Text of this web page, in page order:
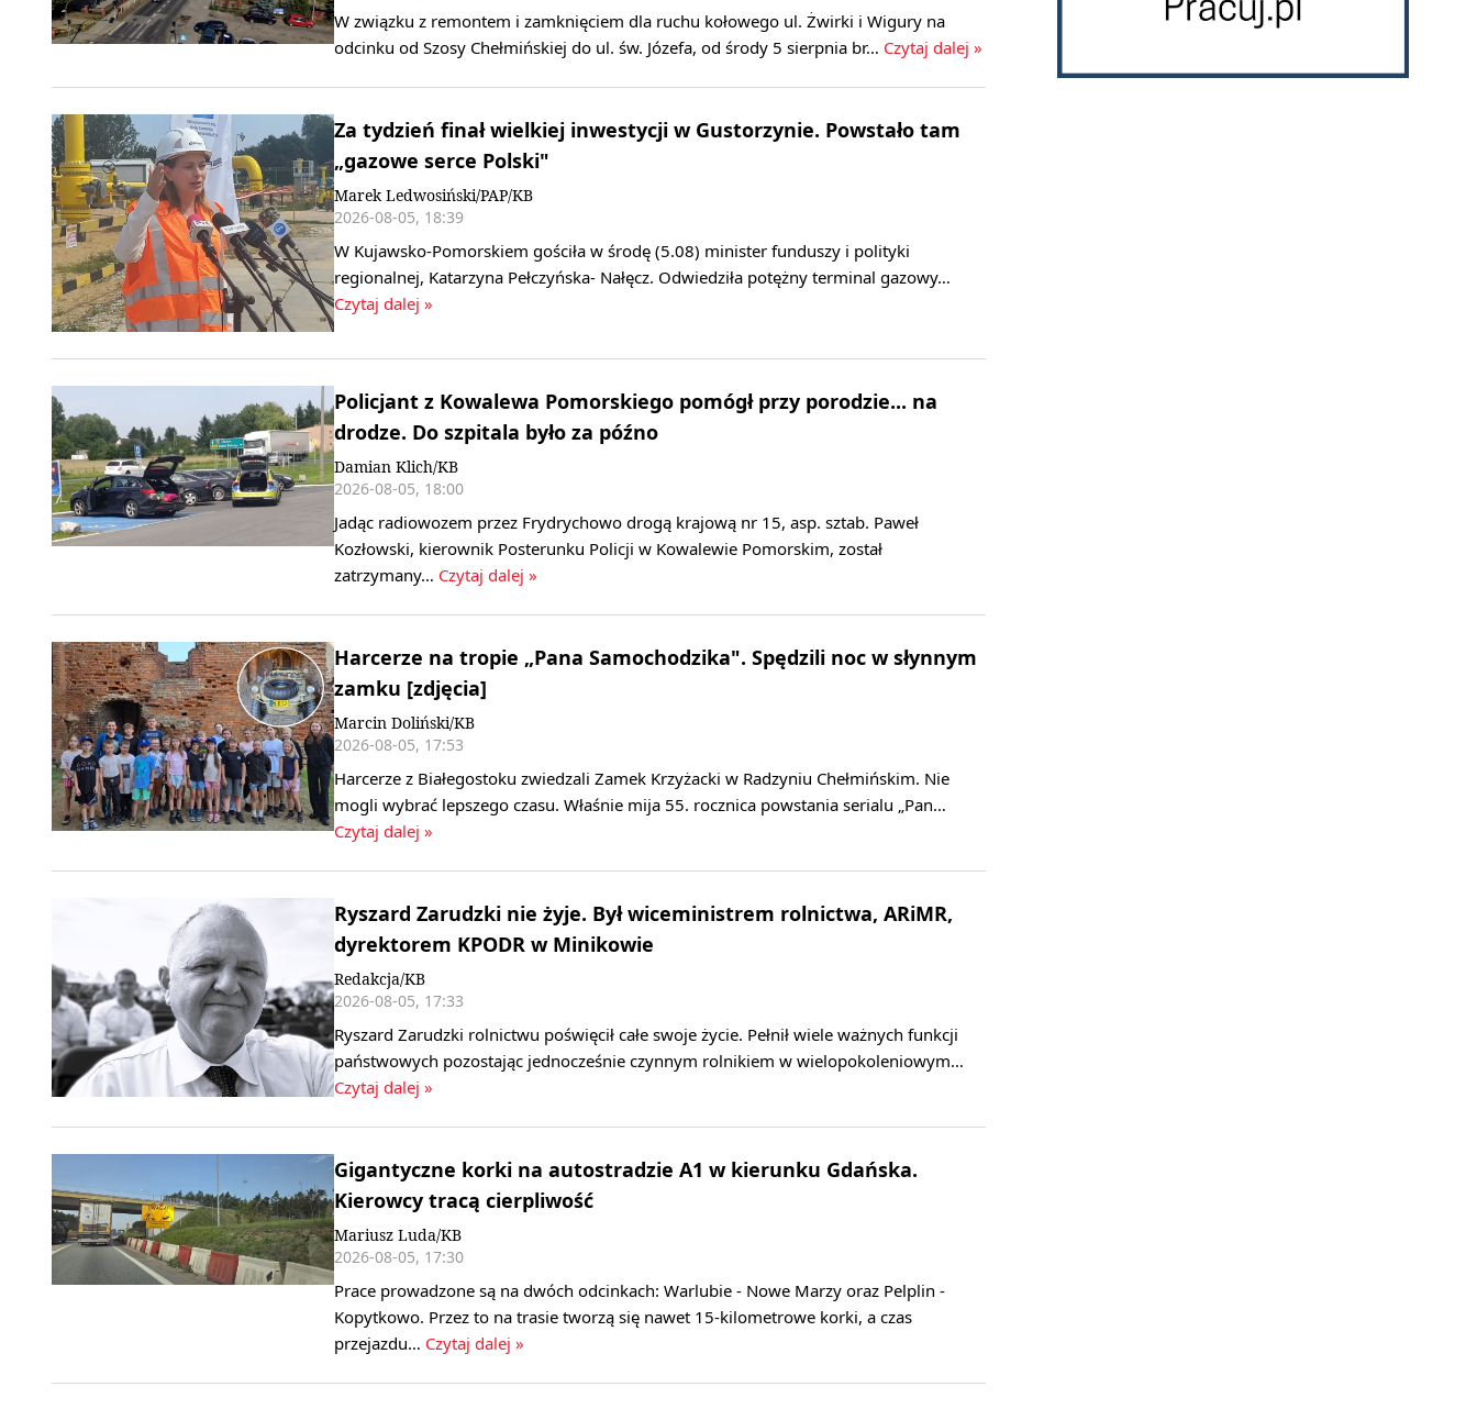
W związku z remontem i zamknięciem dla ruchu kołowego ul. Żwirki i Wigury na
odcinku od Szosy Chełmińskiej do ul. św. Józefa, od środy 5 sierpnia br… Czytaj dalej »
Za tydzień finał wielkiej inwestycji w Gustorzynie. Powstało tam
„gazowe serce Polski"
Marek Ledwosiński/PAP/KB
2026-08-05, 18:39
W Kujawsko-Pomorskiem gościła w środę (5.08) minister funduszy i polityki
regionalnej, Katarzyna Pełczyńska- Nałęcz. Odwiedziła potężny terminal gazowy…
Czytaj dalej »
Policjant z Kowalewa Pomorskiego pomógł przy porodzie... na
drodze. Do szpitala było za późno
Damian Klich/KB
2026-08-05, 18:00
Jadąc radiowozem przez Frydrychowo drogą krajową nr 15, asp. sztab. Paweł
Kozłowski, kierownik Posterunku Policji w Kowalewie Pomorskim, został
zatrzymany… Czytaj dalej »
Harcerze na tropie „Pana Samochodzika". Spędzili noc w słynnym
zamku [zdjęcia]
Marcin Doliński/KB
2026-08-05, 17:53
Harcerze z Białegostoku zwiedzali Zamek Krzyżacki w Radzyniu Chełmińskim. Nie
mogli wybrać lepszego czasu. Właśnie mija 55. rocznica powstania serialu „Pan…
Czytaj dalej »
Ryszard Zarudzki nie żyje. Był wiceministrem rolnictwa, ARiMR,
dyrektorem KPODR w Minikowie
Redakcja/KB
2026-08-05, 17:33
Ryszard Zarudzki rolnictwu poświęcił całe swoje życie. Pełnił wiele ważnych funkcji
państwowych pozostając jednocześnie czynnym rolnikiem w wielopokoleniowym…
Czytaj dalej »
Gigantyczne korki na autostradzie A1 w kierunku Gdańska.
Kierowcy tracą cierpliwość
Mariusz Luda/KB
2026-08-05, 17:30
Prace prowadzone są na dwóch odcinkach: Warlubie - Nowe Marzy oraz Pelplin -
Kopytkowo. Przez to na trasie tworzą się nawet 15-kilometrowe korki, a czas
przejazdu… Czytaj dalej »